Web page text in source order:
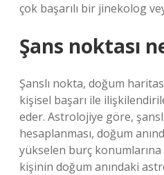
çok başarılı bir jinekolog
Şans noktası
Şanslı nokta, doğum
kişisel başarı ile
eder. Astrolojiye göre,
hesaplanması, doğum
yükselen burç konumlarına
kişinin doğum anındaki